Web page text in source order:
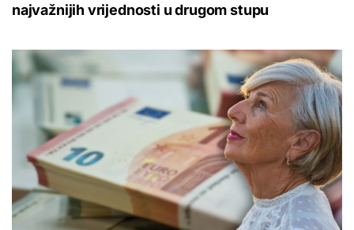
najvažnijih vrijednosti u drugom stupu